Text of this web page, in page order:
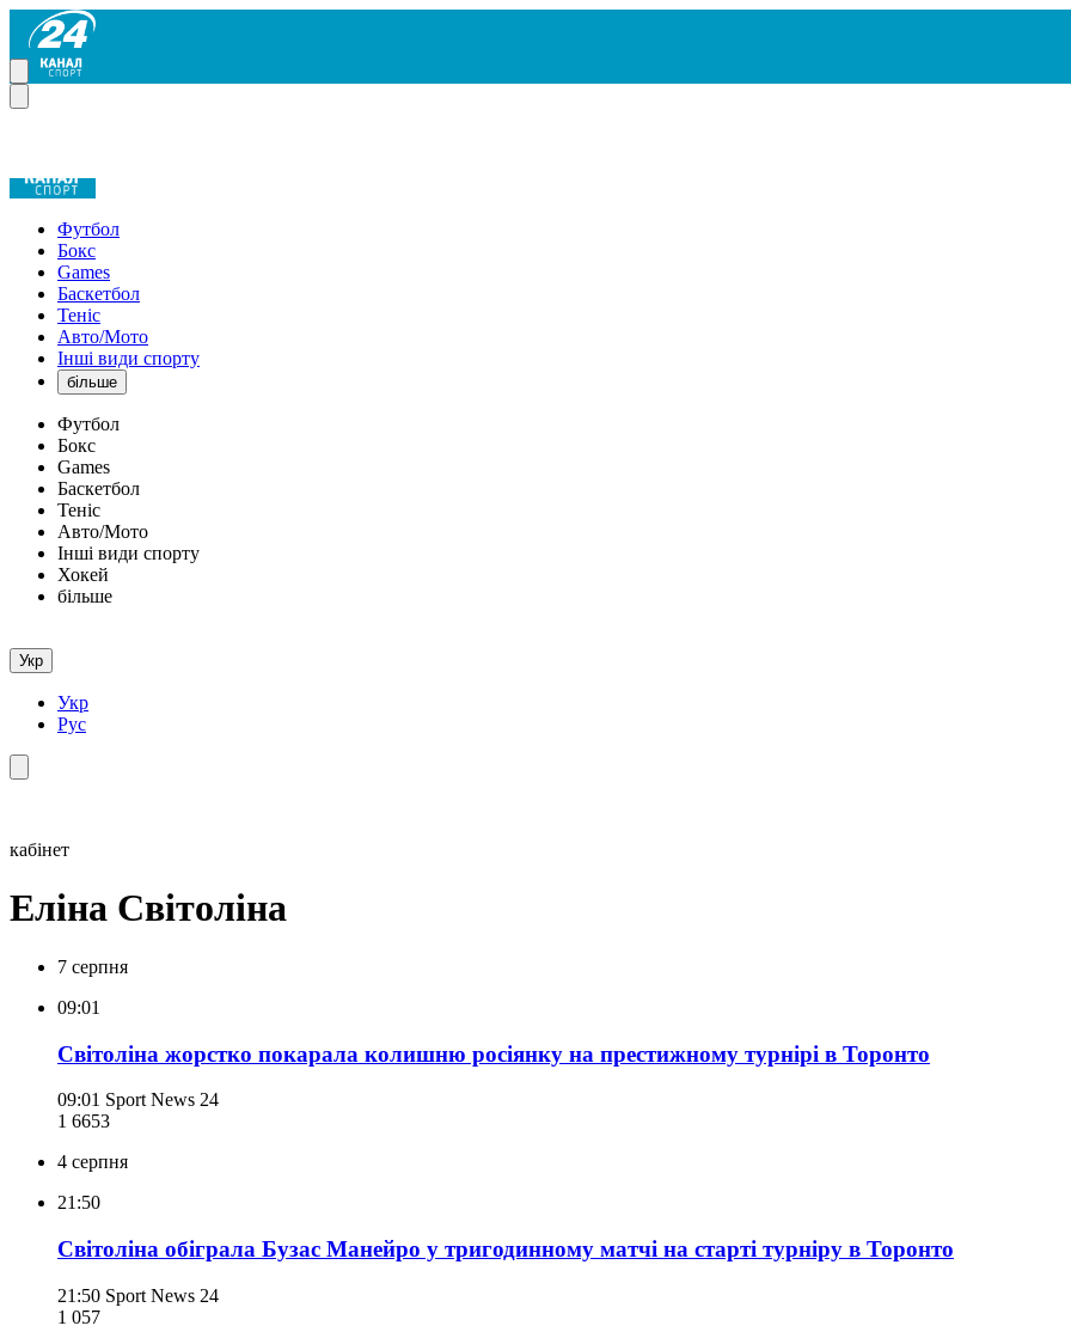
Футбол
Бокс
Games
Баскетбол
Теніс
Авто/Мото
Інші види спорту
більше
Футбол
Бокс
Games
Баскетбол
Теніс
Авто/Мото
Інші види спорту
Хокей
більше
Укр
Укр
Рус
кабінет
Еліна Світоліна
7 серпня
09:01
Світоліна жорстко покарала колишню росіянку на престижному турнірі в Торонто
09:01 Sport News 24
1 6653
4 серпня
21:50
Світоліна обіграла Бузас Манейро у тригодинному матчі на старті турніру в Торонто
21:50 Sport News 24
1 057